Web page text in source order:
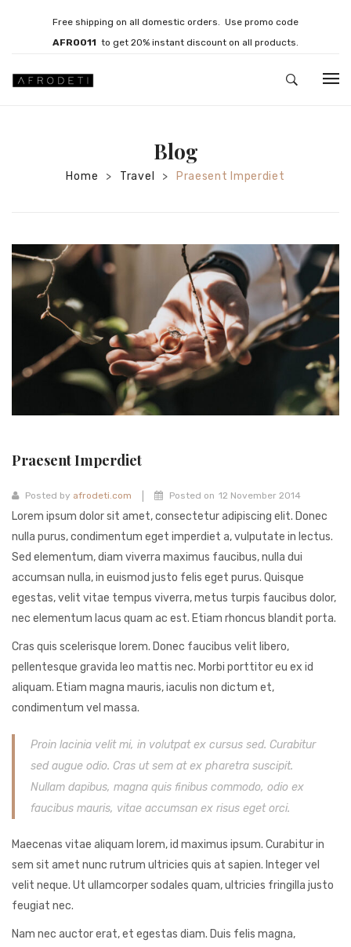
Free shipping on all domestic orders. Use promo code
AFRO011 to get 20% instant discount on all products.
JEWELLERY
Necklaces
Brooches
EARRINGS
Statement Earrings
Gemstone Earrings
Fashion Earrings
Hoop Earrings
PAGES
About Us
Terms And Services
Refund and Returns Policy
Blog
Home > Travel > Praesent Imperdiet
Praesent Imperdiet
Posted by afrodeti.com Posted on 12 November 2014
Lorem ipsum dolor sit amet, consectetur adipiscing elit. Donec
nulla purus, condimentum eget imperdiet a, vulputate in lectus.
Sed elementum, diam viverra maximus faucibus, nulla dui
accumsan nulla, in euismod justo felis eget purus. Quisque
egestas, velit vitae tempus viverra, metus turpis faucibus dolor,
nec elementum lacus quam ac est. Etiam rhoncus blandit porta.
Cras quis scelerisque lorem. Donec faucibus velit libero,
pellentesque gravida leo mattis nec. Morbi porttitor eu ex id
aliquam. Etiam magna mauris, iaculis non dictum et,
condimentum vel massa.
Proin lacinia velit mi, in volutpat ex cursus sed. Curabitur
sed augue odio. Cras ut sem at ex pharetra suscipit.
Nullam dapibus, magna quis finibus commodo, odio ex
faucibus mauris, vitae accumsan ex risus eget orci.
Maecenas vitae aliquam lorem, id maximus ipsum. Curabitur in
sem sit amet nunc rutrum ultricies quis at sapien. Integer vel
velit neque. Ut ullamcorper sodales quam, ultricies fringilla justo
feugiat nec.
Nam nec auctor erat, et egestas diam. Duis felis magna,